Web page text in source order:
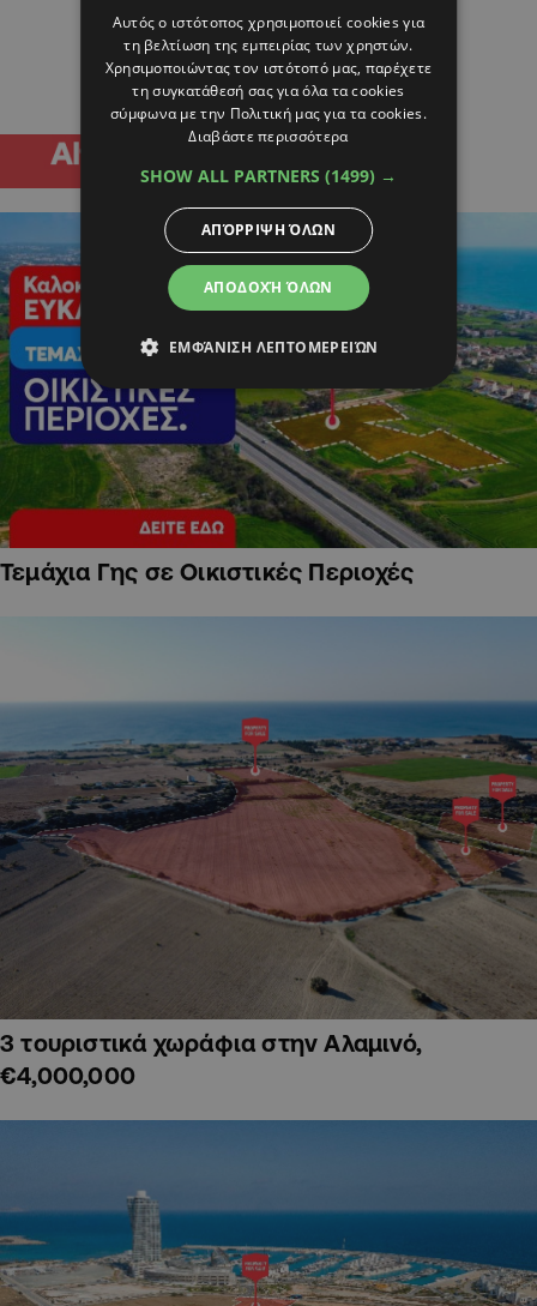
Τεμάχια Γης σε Οικιστικές Περιοχές
3 τουριστικά χωράφια στην Αλαμινό,
€4,000,000
Αυτός ο ιστότοπος χρησιμοποιεί cookies για
τη βελτίωση της εμπειρίας των χρηστών.
Χρησιμοποιώντας τον ιστότοπό μας, παρέχετε
τη συγκατάθεσή σας για όλα τα cookies
σύμφωνα με την Πολιτική μας για τα cookies.
Διαβάστε περισσότερα
SHOW ALL PARTNERS (1499) →
ΑΠΟΔΟΧΉ ΌΛΩΝ
ΑΠΌΡΡΙΨΗ ΌΛΩΝ
ΕΜΦΆΝΙΣΗ ΛΕΠΤΟΜΕΡΕΙΏΝ